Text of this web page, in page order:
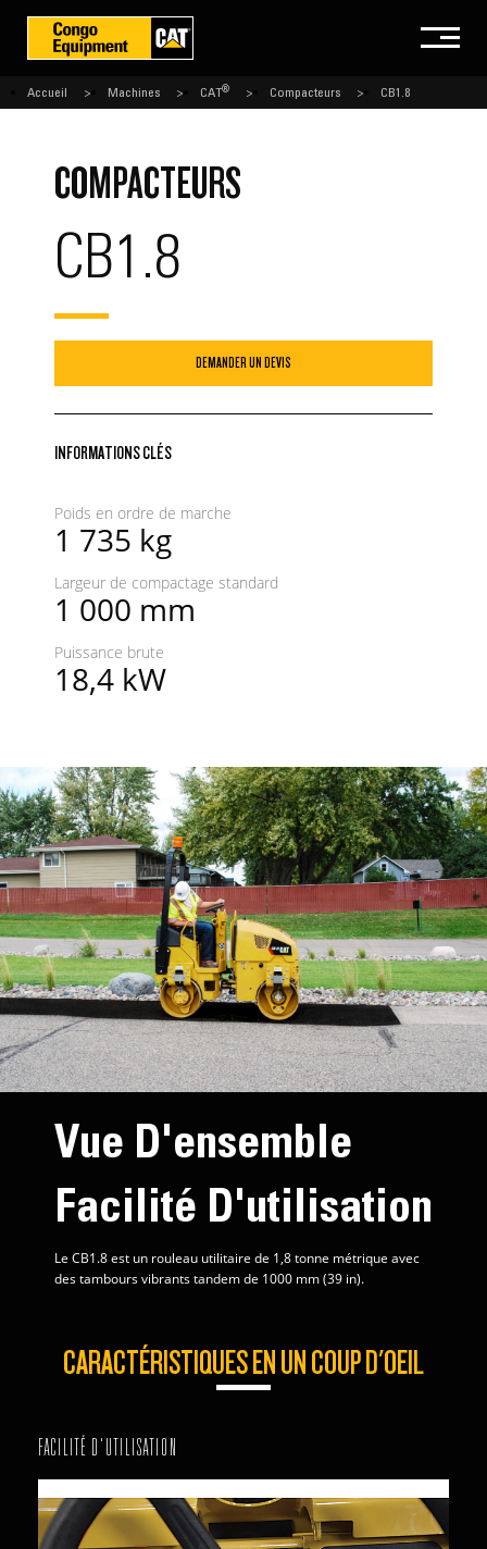
Accueil Machines CAT® Compacteurs CB1.8
COMPACTEURS
CB1.8
DEMANDER UN DEVIS
INFORMATIONS CLÉS
Poids en ordre de marche
1 735 kg
Largeur de compactage standard
1 000 mm
Puissance brute
18,4 kW
Vue D'ensemble
Facilité D'utilisation
Le CB1.8 est un rouleau utilitaire de 1,8 tonne métrique avec
des tambours vibrants tandem de 1000 mm (39 in).
CARACTÉRISTIQUES EN UN COUP D'OEIL
FACILITÉ D'UTILISATION